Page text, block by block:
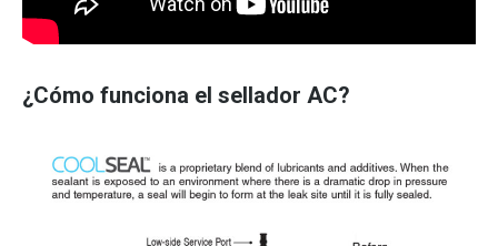
¿Cómo funciona el sellador AC?